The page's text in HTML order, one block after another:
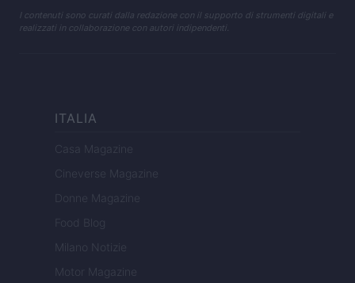
I contenuti sono curati dalla redazione con il supporto di strumenti digitali e
realizzati in collaborazione con autori indipendenti.
ITALIA
Casa Magazine
Cineverse Magazine
Donne Magazine
Food Blog
Milano Notizie
Motor Magazine